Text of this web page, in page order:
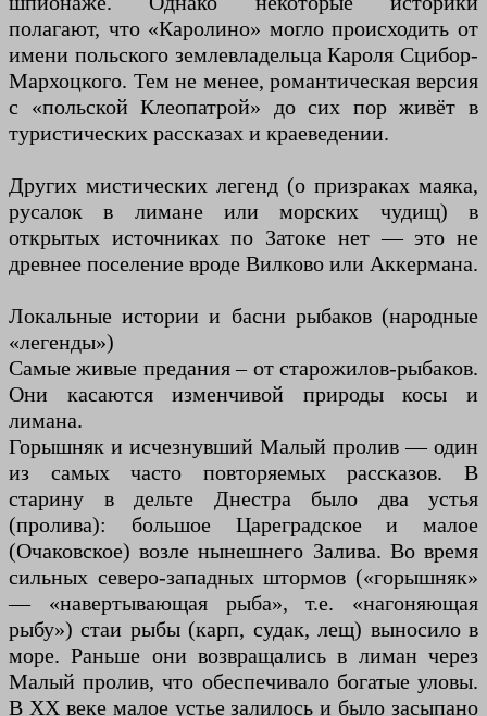
полагают, что «Каролино» могло происходить от
имени польского землевладельца Кароля Сцибор-
Мархоцкого. Тем не менее, романтическая версия
с «польской Клеопатрой» до сих пор живёт в
туристических рассказах и краеведении.
Других мистических легенд (о призраках маяка,
русалок в лимане или морских чудищ) в
открытых источниках по Затоке нет — это не
древнее поселение вроде Вилково или Аккермана.
Локальные истории и басни рыбаков (народные
«легенды»)
Самые живые предания – от старожилов-рыбаков.
Они касаются изменчивой природы косы и
лимана.
Горышняк и исчезнувший Малый пролив — один
из самых часто повторяемых рассказов. В
старину в дельте Днестра было два устья
(пролива): большое Цареградское и малое
(Очаковское) возле нынешнего Залива. Во время
сильных северо-западных штормов («горышняк»
— «навертывающая рыба», т.е. «нагоняющая
рыбу») стаи рыбы (карп, судак, лещ) выносило в
море. Раньше они возвращались в лиман через
Малый пролив, что обеспечивало богатые уловы.
В XX веке малое устье залилось и было засыпано